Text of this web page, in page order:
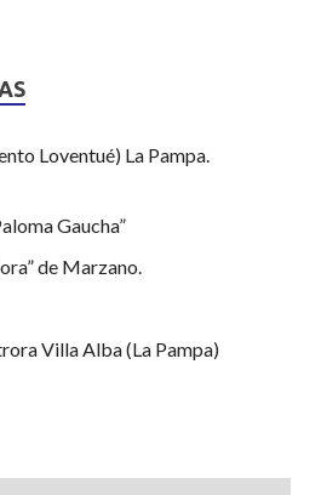
Loventué) La Pampa.
Gaucha”
de Marzano.
Villa Alba (La Pampa)